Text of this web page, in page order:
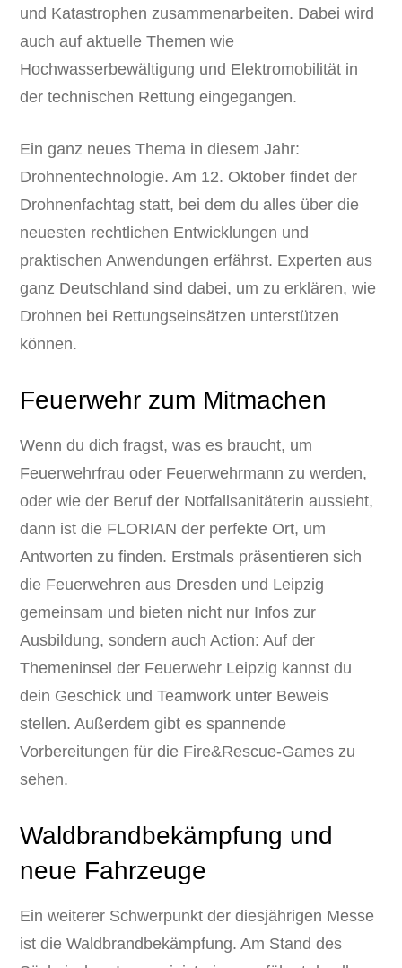
und Katastrophen zusammenarbeiten. Dabei wird
auch auf aktuelle Themen wie
Hochwasserbewältigung und Elektromobilität in
der technischen Rettung eingegangen.
Ein ganz neues Thema in diesem Jahr:
Drohnentechnologie. Am 12. Oktober findet der
Drohnenfachtag statt, bei dem du alles über die
neuesten rechtlichen Entwicklungen und
praktischen Anwendungen erfährst. Experten aus
ganz Deutschland sind dabei, um zu erklären, wie
Drohnen bei Rettungseinsätzen unterstützen
können.
Feuerwehr zum Mitmachen
Wenn du dich fragst, was es braucht, um
Feuerwehrfrau oder Feuerwehrmann zu werden,
oder wie der Beruf der Notfallsanitäterin aussieht,
dann ist die FLORIAN der perfekte Ort, um
Antworten zu finden. Erstmals präsentieren sich
die Feuerwehren aus Dresden und Leipzig
gemeinsam und bieten nicht nur Infos zur
Ausbildung, sondern auch Action: Auf der
Themeninsel der Feuerwehr Leipzig kannst du
dein Geschick und Teamwork unter Beweis
stellen. Außerdem gibt es spannende
Vorbereitungen für die Fire&Rescue-Games zu
sehen.
Waldbrandbekämpfung und
neue Fahrzeuge
Ein weiterer Schwerpunkt der diesjährigen Messe
ist die Waldbrandbekämpfung. Am Stand des